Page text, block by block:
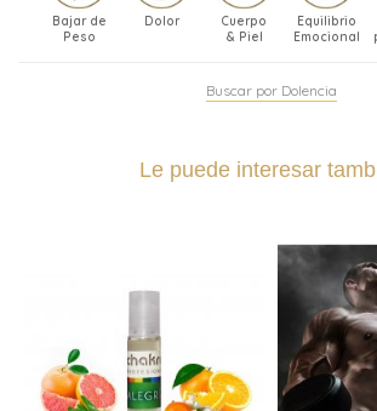
Bajar de
Peso
Dolor
Cuerpo
& Piel
Equilibrio
Emocional
Buscar por Dolencia
Le puede interesar